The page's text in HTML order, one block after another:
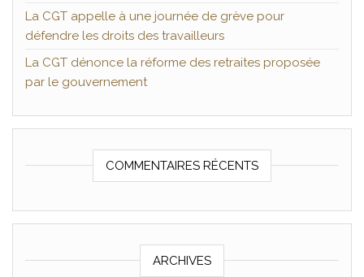
La CGT appelle à une journée de grève pour
défendre les droits des travailleurs
La CGT dénonce la réforme des retraites proposée
par le gouvernement
COMMENTAIRES RÉCENTS
ARCHIVES